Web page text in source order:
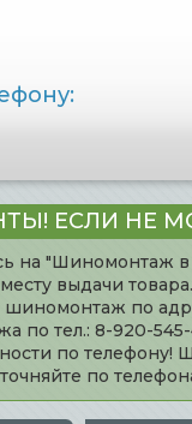
ЕСЛИ НЕ
на "Шиномонтаж
выдачи
по
по тел.: 8-920-
по
по